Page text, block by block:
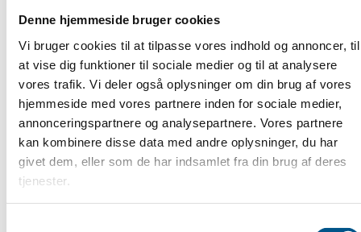
Denne hjemmeside bruger cookies
Vi bruger cookies til at tilpasse vores indhold og annoncer, til
at vise dig funktioner til sociale medier og til at analysere
vores trafik. Vi deler også oplysninger om din brug af vores
hjemmeside med vores partnere inden for sociale medier,
annonceringspartnere og analysepartnere. Vores partnere
kan kombinere disse data med andre oplysninger, du har
givet dem, eller som de har indsamlet fra din brug af deres
tjenester.
Indholdet er låst
Få adgang til alt indhold, juridisk rådgivning og
mange andre medlemsfordele.